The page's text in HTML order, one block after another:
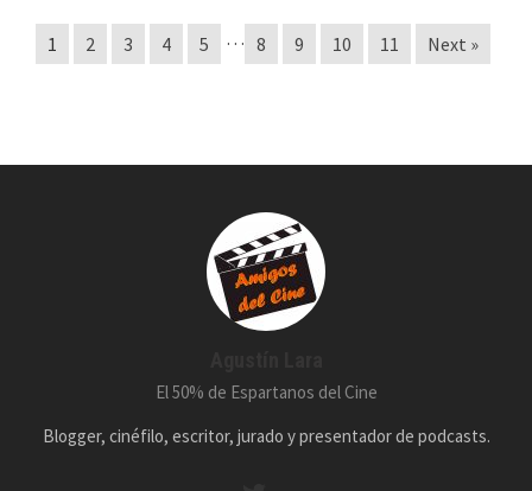
1 2 3 4 5 … 8 9 10 11 Next »
El 50% de Espartanos del Cine
Blogger, cinéfilo, escritor, jurado y presentador de podcasts.